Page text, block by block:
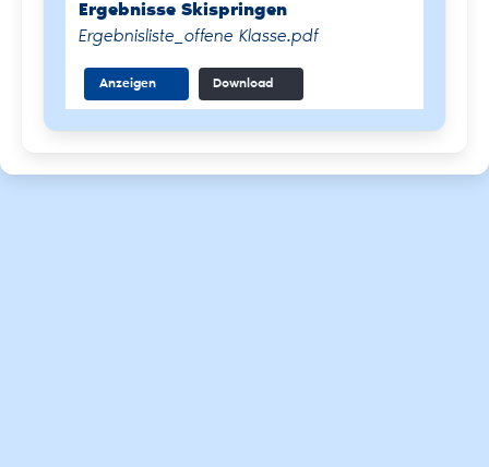
Ergebnisse Skispringen
Ergebnisliste_offene Klasse.pdf
Anzeigen Download